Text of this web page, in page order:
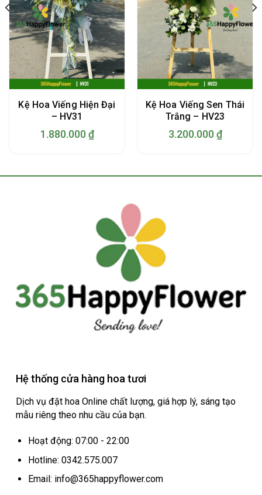
Kệ Hoa Viếng Hiện Đại
– HV31
1.880.000 ₫
Kệ Hoa Viếng Sen Thái
Trắng – HV23
3.200.000 ₫
Hệ thống cửa hàng hoa tươi
Dịch vụ đặt hoa Online chất lượng, giá hợp lý, sáng tạo
mẫu riêng theo nhu cầu của bạn.
Hoạt động: 07:00 - 22:00
Hotline: 0342.575.007
Email: info@365happyflower.com